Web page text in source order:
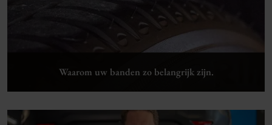
Waarom uw banden zo belangrijk zijn.